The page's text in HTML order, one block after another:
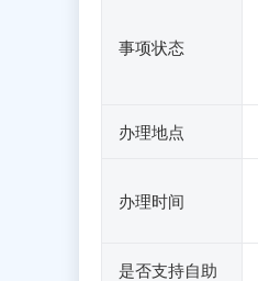
事项状态
办理地点
办理时间
是否支持自助